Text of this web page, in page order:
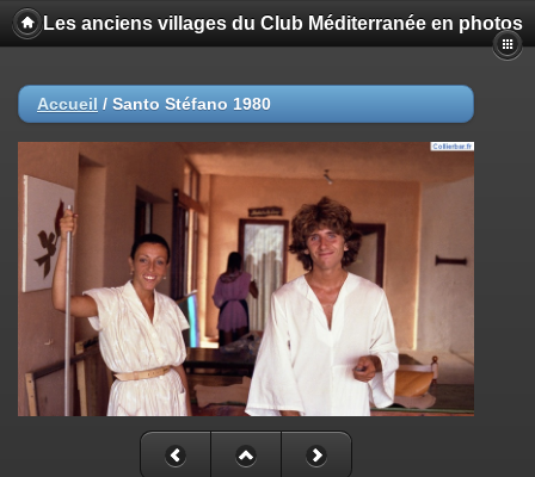
Les anciens villages du Club Méditerranée en photos
Accueil / Santo Stéfano 1980